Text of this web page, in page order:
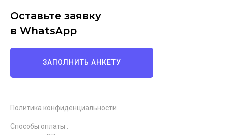
Политика конфиденциальности
Оставьте заявку
в WhatsApp
ЗАПОЛНИТЬ АНКЕТУ
Способы оплаты :